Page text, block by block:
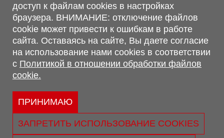
г. Брест, ул. Лейтенанта Рябцева, 108 В, 224701
Обращаем Ваше внимание, что вся предоставленная на сайте
информация, касающаяся комплектаций, технических
характеристик, цветовых сочетаний, а также стоимости и
сервисного обслуживания носит информационный характер и
не является публичной офертой, определяемой п.2 ст.407
Гражданского кодекса Республики Беларусь.
Политика обработки персональных данных
Политикой в отношении обработки файлов cookie.
доступ к файлам cookies в настройках
браузера. ВНИМАНИЕ: отключение файлов
cookie может привести к ошибкам в работе
сайта. Оставаясь на сайте, Вы даете согласие
на использование нами cookies в соответствии
с Политикой в отношении обработки файлов
cookie.
ПРИНИМАЮ
ЗАПРЕТИТЬ ИСПОЛЬЗОВАНИЕ COOKIES